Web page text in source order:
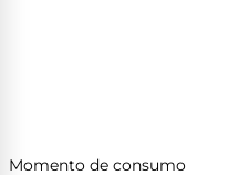
Momento de consumo